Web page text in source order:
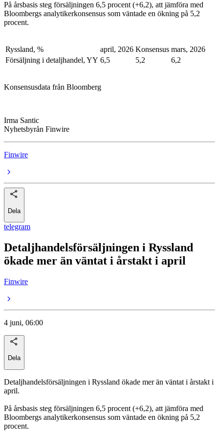
På årsbasis steg försäljningen 6,5 procent (+6,2), att jämföra med
Bloombergs analytikerkonsensus som väntade en ökning på 5,2
procent.
Ryssland, % april, 2026 Konsensus mars, 2026
Försäljning i detaljhandel, YY 6,5 5,2 6,2
Konsensusdata från Bloomberg
Irma Santic
Nyhetsbyrån Finwire
Finwire
Dela
telegram
Detaljhandelsförsäljningen i Ryssland
ökade mer än väntat i årstakt i april
Finwire
4 juni, 06:00
Dela
Detaljhandelsförsäljningen i Ryssland ökade mer än väntat i årstakt i
april.
På årsbasis steg försäljningen 6,5 procent (+6,2), att jämföra med
Bloombergs analytikerkonsensus som väntade en ökning på 5,2
procent.